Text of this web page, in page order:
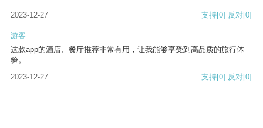
2023-12-27 支持[0] 反对[0]
游客
这款app的酒店、餐厅推荐非常有用，让我能够享受到高品质的旅行体
验。
2023-12-27
支持[0] 反对[0]